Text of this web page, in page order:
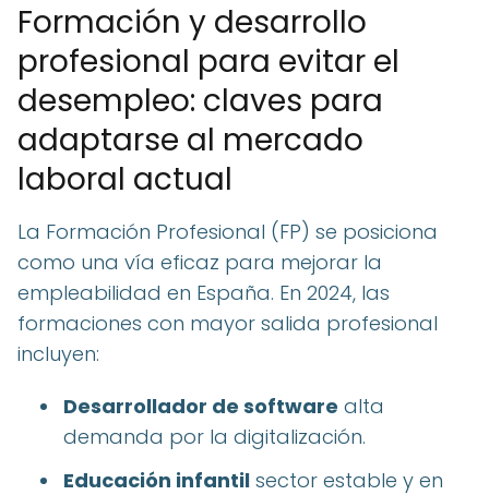
Formación y desarrollo
profesional para evitar el
desempleo: claves para
adaptarse al mercado
laboral actual
La Formación Profesional (FP) se posiciona
como una vía eficaz para mejorar la
empleabilidad en España. En 2024, las
formaciones con mayor salida profesional
incluyen:
Desarrollador de software alta
demanda por la digitalización.
Educación infantil sector estable y en